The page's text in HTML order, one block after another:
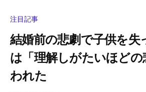
注目記事
結婚前の悲劇で子供を失
は「理解しがたいほど
われた